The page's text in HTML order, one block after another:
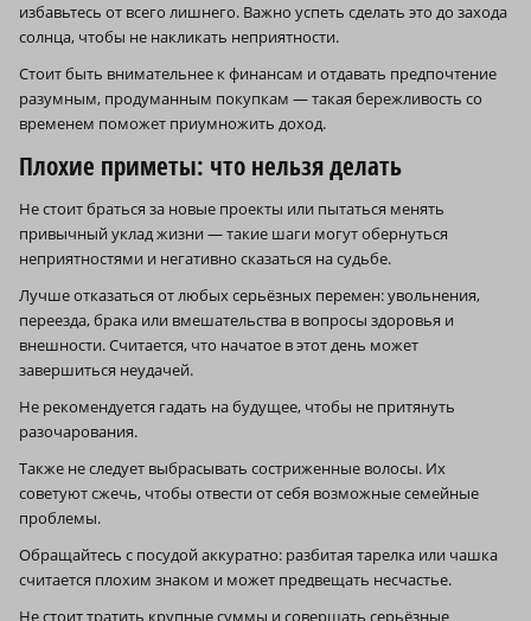
избавьтесь от всего лишнего. Важно успеть сделать это до захода
солнца, чтобы не накликать неприятности.
Стоит быть внимательнее к финансам и отдавать предпочтение
разумным, продуманным покупкам — такая бережливость со
временем поможет приумножить доход.
Плохие приметы: что нельзя делать
Не стоит браться за новые проекты или пытаться менять
привычный уклад жизни — такие шаги могут обернуться
неприятностями и негативно сказаться на судьбе.
Лучше отказаться от любых серьёзных перемен: увольнения,
переезда, брака или вмешательства в вопросы здоровья и
внешности. Считается, что начатое в этот день может
завершиться неудачей.
Не рекомендуется гадать на будущее, чтобы не притянуть
разочарования.
Также не следует выбрасывать состриженные волосы. Их
советуют сжечь, чтобы отвести от себя возможные семейные
проблемы.
Обращайтесь с посудой аккуратно: разбитая тарелка или чашка
считается плохим знаком и может предвещать несчастье.
Не стоит тратить крупные суммы и совершать серьёзные